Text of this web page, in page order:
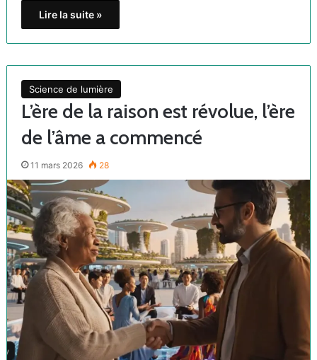
Lire la suite »
Science de lumière
L’ère de la raison est révolue, l’ère
de l’âme a commencé
11 mars 2026 28